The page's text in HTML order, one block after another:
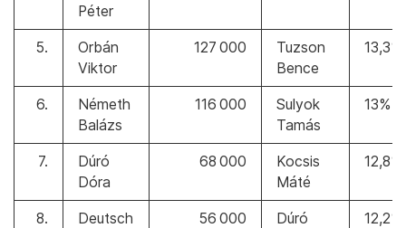
Péter
5.
Orbán
Viktor
127 000
Tuzson
Bence
13,3%
6.
Németh
Balázs
116 000
Sulyok
Tamás
13%
7.
Dúró
Dóra
68 000
Kocsis
Máté
12,8%
8.
Deutsch
56 000
Dúró
12,2%